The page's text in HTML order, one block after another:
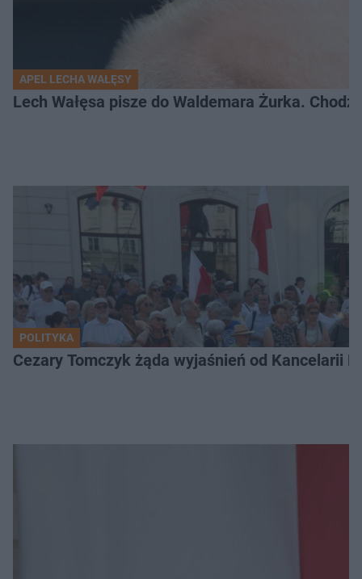
APEL LECHA WAŁĘSY
Lech Wałęsa pisze do Waldemara Żurka.
POLITYKA
Cezary Tomczyk żąda wyjaśnień od Kancelarii